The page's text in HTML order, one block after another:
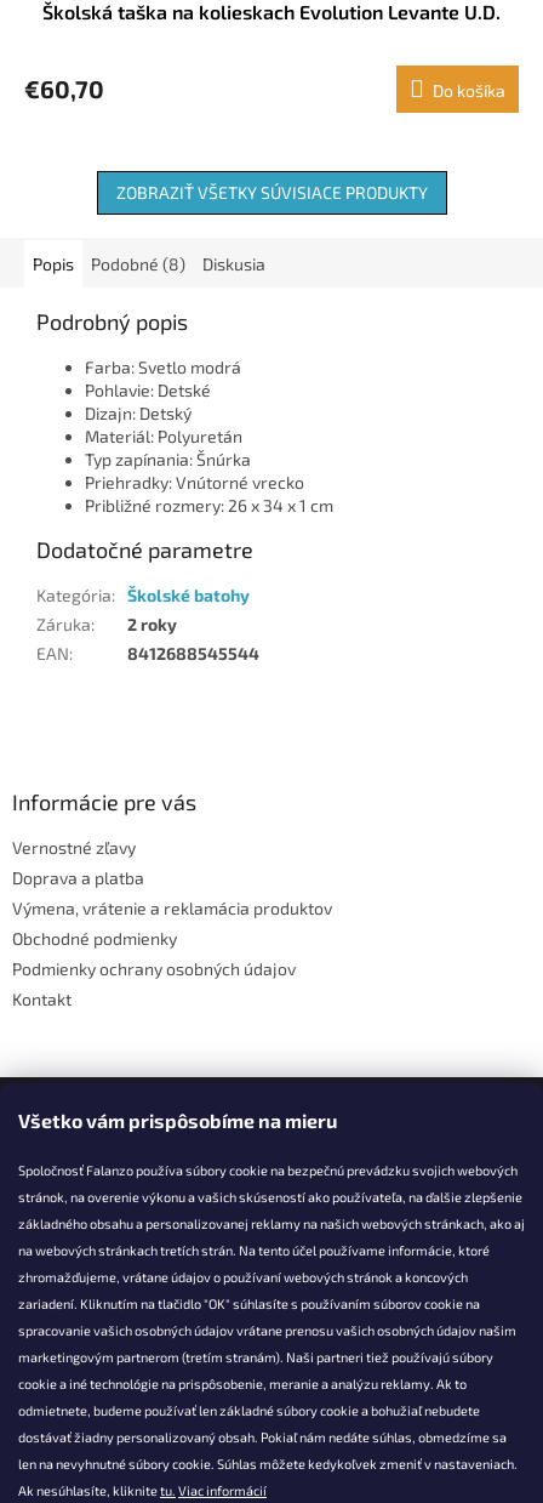
Všetko vám prispôsobíme na mieru
Spoločnosť Falanzo používa súbory cookie na bezpečnú prevádzku svojich webových
stránok, na overenie výkonu a vašich skúseností ako používateľa, na ďalšie zlepšenie
základného obsahu a personalizovanej reklamy na našich webových stránkach, ako aj
na webových stránkach tretích strán. Na tento účel používame informácie, ktoré
zhromažďujeme, vrátane údajov o používaní webových stránok a koncových
zariadení. Kliknutím na tlačidlo "OK" súhlasíte s používaním súborov cookie na
spracovanie vašich osobných údajov vrátane prenosu vašich osobných údajov našim
marketingovým partnerom (tretím stranám). Naši partneri tiež používajú súbory
cookie a iné technológie na prispôsobenie, meranie a analýzu reklamy. Ak to
odmietnete, budeme používať len základné súbory cookie a bohužiaľ nebudete
dostávať žiadny personalizovaný obsah. Pokiaľ nám nedáte súhlas, obmedzíme sa
len na nevyhnutné súbory cookie. Súhlas môžete kedykoľvek zmeniť v nastaveniach.
Ak nesúhlasíte, kliknitetu. Viac informácií
Školská taška na kolieskach Evolution Levante U.D.
€60,70 Do košíka
ZOBRAZIŤ VŠETKY SÚVISIACE PRODUKTY
Popis Podobné (8) Diskusia
Podrobný popis
Farba: Svetlo modrá
Pohlavie: Detské
Dizajn: Detský
Materiál: Polyuretán
Typ zapínania: Šnúrka
Priehradky: Vnútorné vrecko
Približné rozmery: 26 x 34 x 1 cm
Dodatočné parametre
Kategória: Školské batohy
Záruka:
2 roky
EAN: 8412688545544
Informácie pre vás
Vernostné zľavy
Doprava a platba
Výmena, vrátenie a reklamácia produktov
Obchodné podmienky
Podmienky ochrany osobných údajov
Kontakt
Facebook
KONTAKT
info@falanzo.sk
Falanzo.sk
FalanzoSK